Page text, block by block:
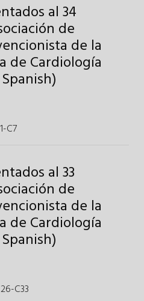
al 34
de
de la
de Cardiología
C7
al 33
de
de la
de Cardiología
C33